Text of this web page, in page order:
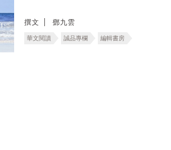
撰文 鄧九雲
華文閱讀 誠品專欄 編輯書房